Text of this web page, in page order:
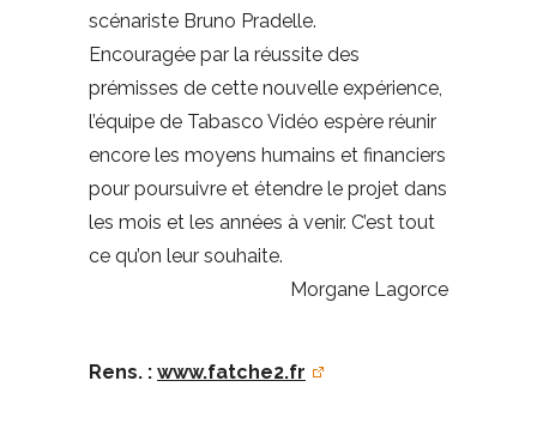
scénariste Bruno Pradelle.
Encouragée par la réussite des
prémisses de cette nouvelle expérience,
l’équipe de Tabasco Vidéo espère réunir
encore les moyens humains et financiers
pour poursuivre et étendre le projet dans
les mois et les années à venir. C’est tout
ce qu’on leur souhaite.
Morgane Lagorce
Rens. : www.fatche2.fr